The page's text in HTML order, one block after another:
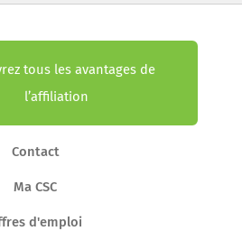
tous les avantages de
l’affiliation
Contact
Ma CSC
d'emploi